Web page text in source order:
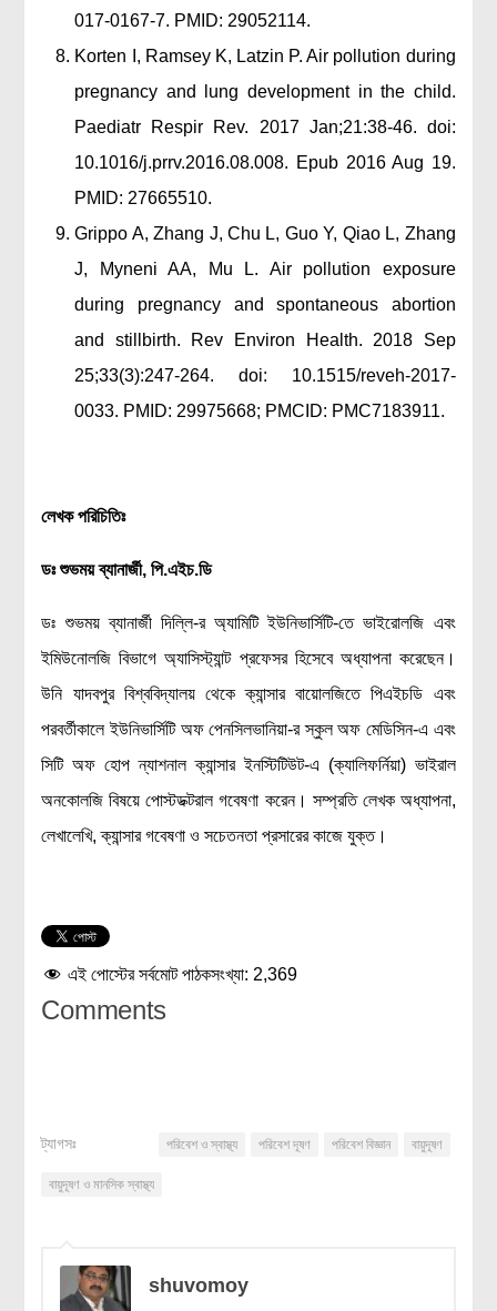
017-0167-7. PMID: 29052114.
Korten I, Ramsey K, Latzin P. Air pollution during
pregnancy and lung development in the child.
Paediatr Respir Rev. 2017 Jan;21:38-46. doi:
10.1016/j.prrv.2016.08.008. Epub 2016 Aug 19.
PMID: 27665510.
Grippo A, Zhang J, Chu L, Guo Y, Qiao L, Zhang
J, Myneni AA, Mu L. Air pollution exposure
during pregnancy and spontaneous abortion
and stillbirth. Rev Environ Health. 2018 Sep
25;33(3):247-264. doi: 10.1515/reveh-2017-
0033. PMID: 29975668; PMCID: PMC7183911.
লেখক পরিচিতিঃ
ডঃ শুভময় ব্যানার্জী, পি.এইচ.ডি
ডঃ শুভময় ব্যানার্জী দিল্লি-র অ্যামিটি ইউনিভার্সিটি-তে ভাইরোলজি এবং
ইমিউনোলজি বিভাগে অ্যাসিস্ট্যান্ট প্রফেসর হিসেবে অধ্যাপনা করেছেন।
উনি যাদবপুর বিশ্ববিদ্যালয় থেকে ক্যান্সার বায়োলজিতে পিএইচডি এবং
পরবর্তীকালে ইউনিভার্সিটি অফ পেনসিলভানিয়া-র স্কুল অফ মেডিসিন-এ এবং
সিটি অফ হোপ ন্যাশনাল ক্যান্সার ইনস্টিটিউট-এ (ক্যালিফর্নিয়া) ভাইরাল
অনকোলজি বিষয়ে পোস্টডক্টরাল গবেষণা করেন। সম্প্রতি লেখক অধ্যাপনা,
লেখালেখি, ক্যান্সার গবেষণা ও সচেতনতা প্রসারের কাজে যুক্ত।
এই পোস্টের সর্বমোট পাঠকসংখ্যা: 2,369
Comments
ট্যাগসঃ পরিবেশ ও স্বাস্থ্য পরিবেশ দূষণ পরিবেশ বিজ্ঞান বায়ুদূষণ
বায়ুদূষণ ও মানসিক স্বাস্থ্য
shuvomoy